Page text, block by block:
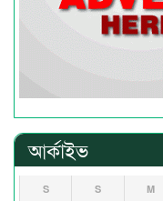
আর্কাইভ
S S M